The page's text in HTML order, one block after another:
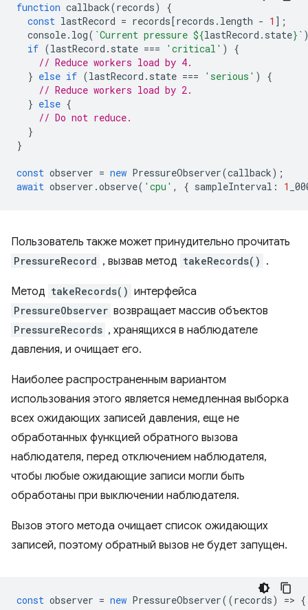
function callback(records)
{
const lastRecord = records[records . length - 1 ];
console. log( `Current pressure ${lastRecord . state} `
if (lastRecord . state === 'critical' )
{
// Reduce workers load by 4.
} else if (lastRecord . state === 'serious' )
{
// Reduce workers load by 2.
} else {
// Do not reduce.
}
}
const observer = new PressureObserver(callback);
await observer .observe( 'cpu' , { sampleInterval : 1
Пользователь также может принудительно прочитать
PressureRecord , вызвав метод takeRecords() .
Метод takeRecords() интерфейса
PressureObserver возвращает массив объектов
PressureRecords , хранящихся в наблюдателе
давления, и очищает его.
Наиболее распространенным вариантом
использования этого является немедленная выборка
всех ожидающих записей давления, еще не
обработанных функцией обратного вызова
наблюдателя, перед отключением наблюдателя,
чтобы любые ожидающие записи могли быть
обработаны при выключении наблюдателя.
Вызов этого метода очищает список ожидающих
записей, поэтому обратный вызов не будет запущен.
const observer = new PressureObserver((records) => {